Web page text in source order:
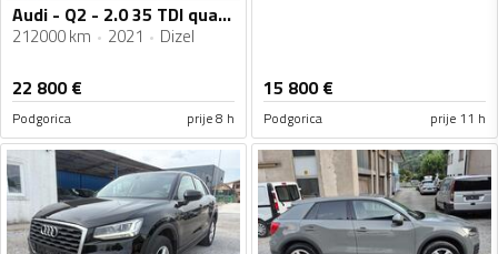
Audi - Q2 - 2.0 35 TDI quattro 3x S-line 110kw
212000 km 2021 Dizel
22 800€
Podgorica prije 8 h
15 800€
Podgorica prije 11 h